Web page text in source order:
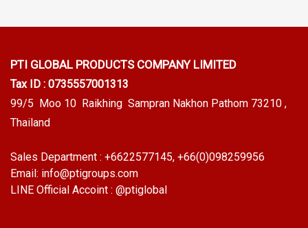
PTI GLOBAL PRODUCTS COMPANY LIMITED
Tax ID : 0735557001313
99/5 Moo 10 Raikhing Sampran Nakhon Pathom 73210 ,
Thailand
Sales Department : +6622577145, +66(0)098259956
Email: info@ptigroups.com
LINE Official Accoint : @ptiglobal